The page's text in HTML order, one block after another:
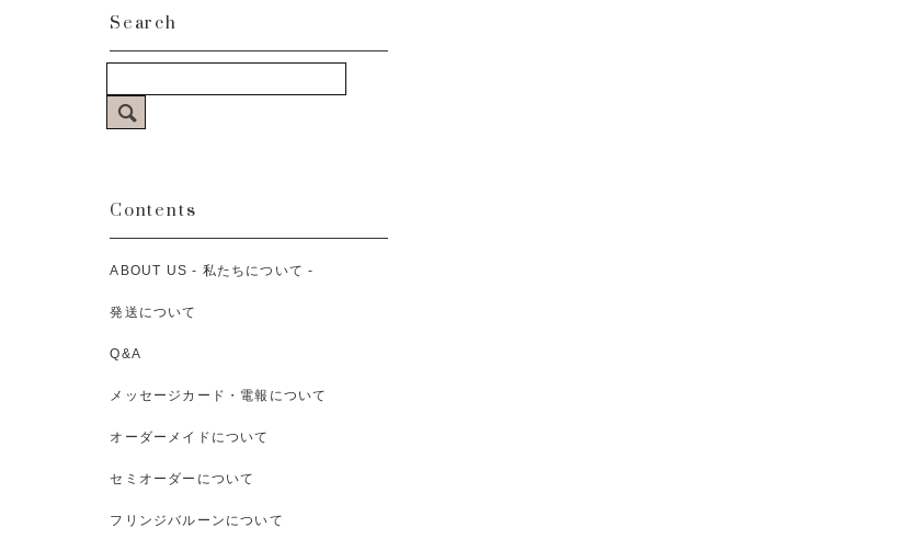
Search
Contents
ABOUT US - 私たちについて -
発送について
Q&A
メッセージカード・電報について
オーダーメイドについて
セミオーダーについて
フリンジバルーンについて